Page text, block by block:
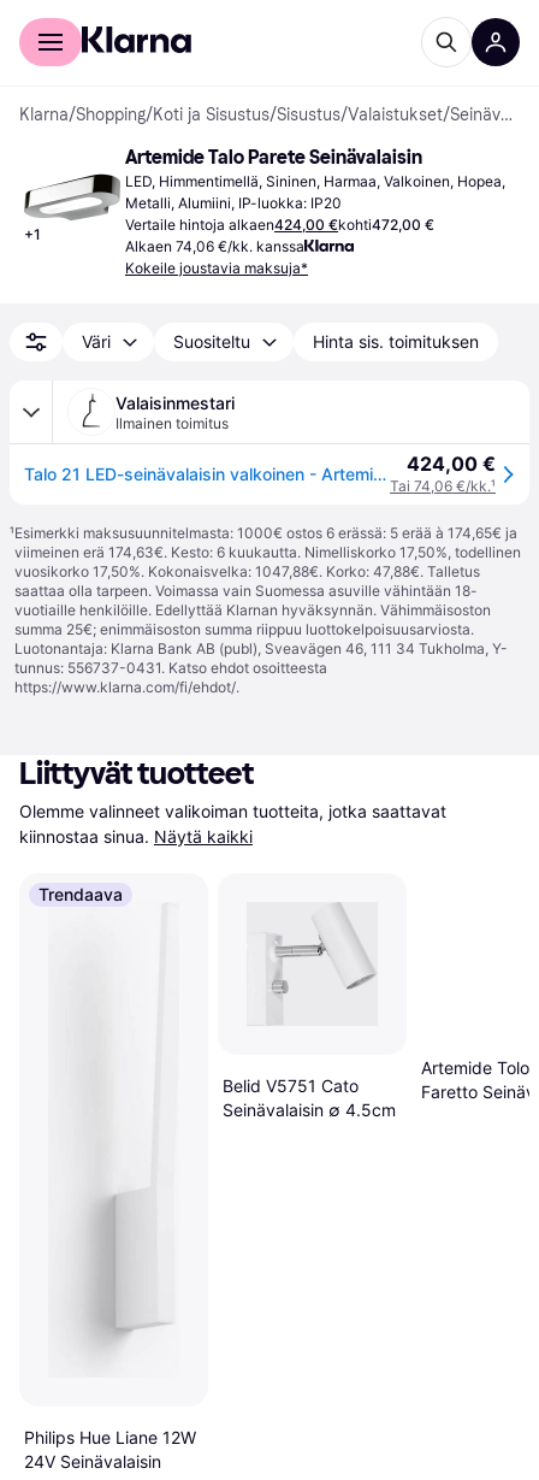
Kuluttajille
Klarna/Shopping/Koti ja Sisustus/Sisustus/Valaistukset/ Seinävalaisimet
+1
Artemide Talo Parete Seinävalaisin
LED, Himmentimellä, Sininen, Harmaa, Valkoinen, Hopea,
Metalli, Alumiini, IP-luokka: IP20
Vertaile hintoja alkaen424,00 €kohti472,00 €
Alkaen 74,06 €/kk. kanssa
Kokeile joustavia maksuja*
Väri Suositeltu Hinta sis. toimituksen
Valaisinmestari
Ilmainen toimitus
Talo 21 LED-seinävalaisin valkoinen - Artemide - Eteinen / käytävä - Alumiini 424,00 €
Tai 74,06 €/kk.¹
¹Esimerkki maksusuunnitelmasta: 1000€ ostos 6 erässä: 5 erää à 174,65€ ja
viimeinen erä 174,63€. Kesto: 6 kuukautta. Nimelliskorko 17,50%, todellinen
vuosikorko 17,50%. Kokonaisvelka: 1047,88€. Korko: 47,88€. Talletus
saattaa olla tarpeen. Voimassa vain Suomessa asuville vähintään 18-
vuotiaille henkilöille. Edellyttää Klarnan hyväksynnän. Vähimmäisoston
summa 25€; enimmäisoston summa riippuu luottokelpoisuusarviosta.
Luotonantaja: Klarna Bank AB (publ), Sveavägen 46, 111 34 Tukholma, Y-
tunnus: 556737-0431. Katso ehdot osoitteesta
https://www.klarna.com/fi/ehdot/.
Liittyvät tuotteet
Olemme valinneet valikoiman tuotteita, jotka saattavat
kiinnostaa sinua. Näytä kaikki
Trendaava
Philips Hue Liane 12W
24V Seinävalaisin
Belid V5751 Cato
Seinävalaisin ∅ 4.5cm
Artemide
Faretto